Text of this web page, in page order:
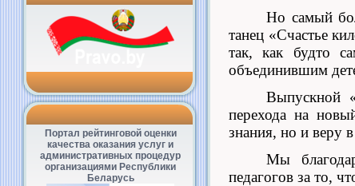
Портал рейтинговой оценки
качества оказания услуг и
административных процедур
организациями Республики
Беларусь
Но самый
танец «Счастье
так, как будто
объединившим
Выпускной
перехода на
знания, но и веру
Мы
педагогов за то,